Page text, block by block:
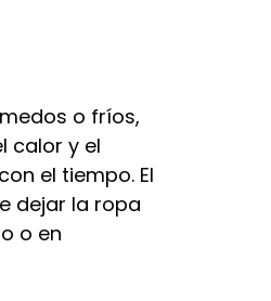
o fríos,
calor y el
el tiempo. El
dejar la ropa
o en